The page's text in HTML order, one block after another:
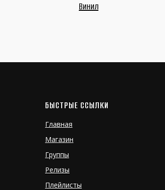
Винил
БЫСТРЫЕ ССЫЛКИ
Главная
Магазин
Группы
Релизы
Плейлисты